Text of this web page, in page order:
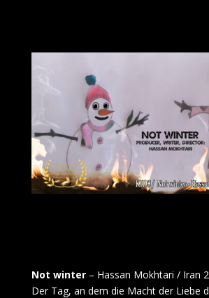
Not winter– Hassan Mokhtari / Iran
Der Tag, an dem die Macht der Liebe